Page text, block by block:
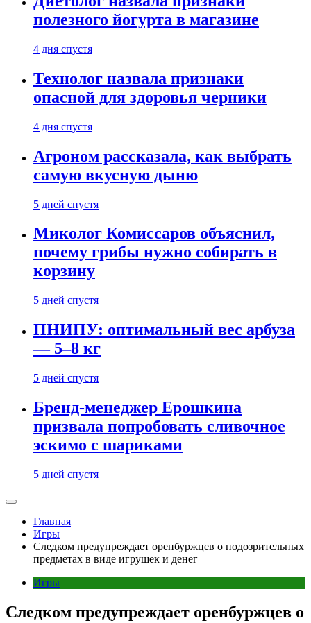
полезного йогурта в магазине
4 дня спустя
Технолог назвала признаки
опасной для здоровья черники
4 дня спустя
Агроном рассказала, как выбрать
самую вкусную дыню
5 дней спустя
Миколог Комиссаров объяснил,
почему грибы нужно собирать в
корзину
5 дней спустя
ПНИПУ: оптимальный вес арбуза
— 5–8 кг
5 дней спустя
Бренд-менеджер Ерошкина
призвала попробовать сливочное
эскимо с шариками
5 дней спустя
Главная
Игры
Следком предупреждает оренбуржцев о подозрительных
предметах в виде игрушек и денег
Игры
Следком предупреждает оренбуржцев о